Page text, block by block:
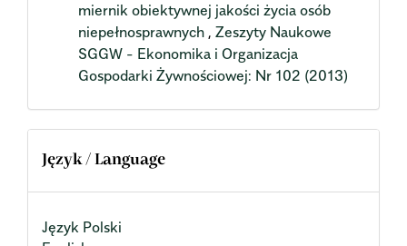
miernik obiektywnej jakości życia osób
niepełnosprawnych , Zeszyty Naukowe
SGGW - Ekonomika i Organizacja
Gospodarki Żywnościowej: Nr 102 (2013)
Język / Language
Język Polski